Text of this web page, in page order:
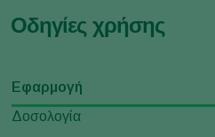
Οδηγίες χρήσης
Εφαρμογή
Δοσολογία